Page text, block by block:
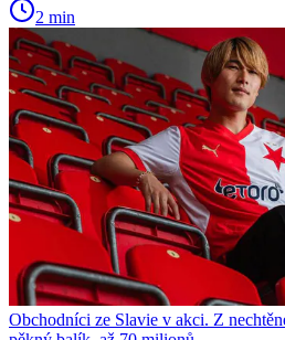
2 min
Obchodníci ze Slavie v akci. Z